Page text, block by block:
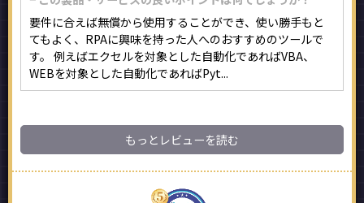
要件に合えば無償から使用することができ、使い勝手もと
てもよく、RPAに興味を持った人へのおすすめのツールで
す。 例えばエクセルを対象とした自動化であればVBA、
WEBを対象とした自動化であればPyt...
もっとレビューを読む